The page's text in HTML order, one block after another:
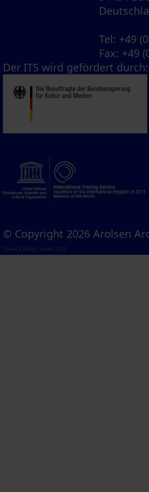
Tel: +49
Fax: +49
Der ITS wird gefördert durch:
© Copyright 2026 Arolsen
Visual Library Server 2026